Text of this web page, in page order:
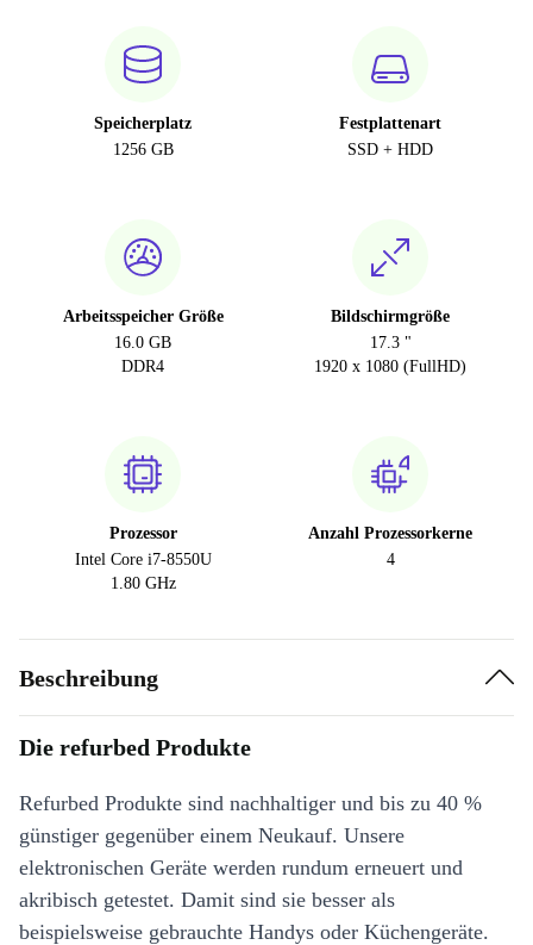
Speicherplatz
1256 GB
Festplattenart
SSD + HDD
Arbeitsspeicher Größe
16.0 GB
DDR4
Bildschirmgröße
17.3 "
1920 x 1080 (FullHD)
Prozessor
Intel Core i7-8550U
1.80 GHz
Anzahl Prozessorkerne
4
Beschreibung
Die refurbed Produkte
Refurbed Produkte sind nachhaltiger und bis zu 40 %
günstiger gegenüber einem Neukauf. Unsere
elektronischen Geräte werden rundum erneuert und
akribisch getestet. Damit sind sie besser als
beispielsweise gebrauchte Handys oder Küchengeräte.